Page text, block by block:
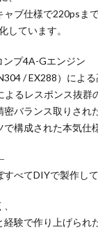
ャブ仕様で220psま
しています。
ンプ4A-Gエンジン
/ EX288）によ
よるレスポンス抜群
密バランス取りされ
で構成された本気仕
べてDIYで製作して
験で作り上げられ